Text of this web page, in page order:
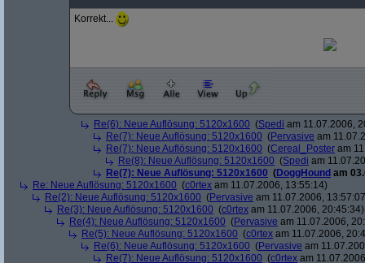
Korrekt...
Re(6): Neue Auflösung: 5120x1600 (Spedi am 11.07.2006,
Re(7): Neue Auflösung: 5120x1600 (Pervasive am
Re(7): Neue Auflösung: 5120x1600 (Cereal_Poster am
Re(8): Neue Auflösung: 5120x1600 (Spedi am
Re(7): Neue Auflösung: 5120x1600 (DoggHound am
Re: Neue Auflösung: 5120x1600 (c0rtex am 11.07.2006, 13:55:14)
Re(2): Neue Auflösung: 5120x1600 (Pervasive am 11.07.2006,
Re(3): Neue Auflösung: 5120x1600 (c0rtex am 11.07.2006, 20:45:34)
Re(4): Neue Auflösung: 5120x1600 (Pervasive am 11.07.2006,
Re(5): Neue Auflösung: 5120x1600 (c0rtex am 11.07.2006,
Re(6): Neue Auflösung: 5120x1600 (Pervasive am
Re(7): Neue Auflösung: 5120x1600 (c0rtex am